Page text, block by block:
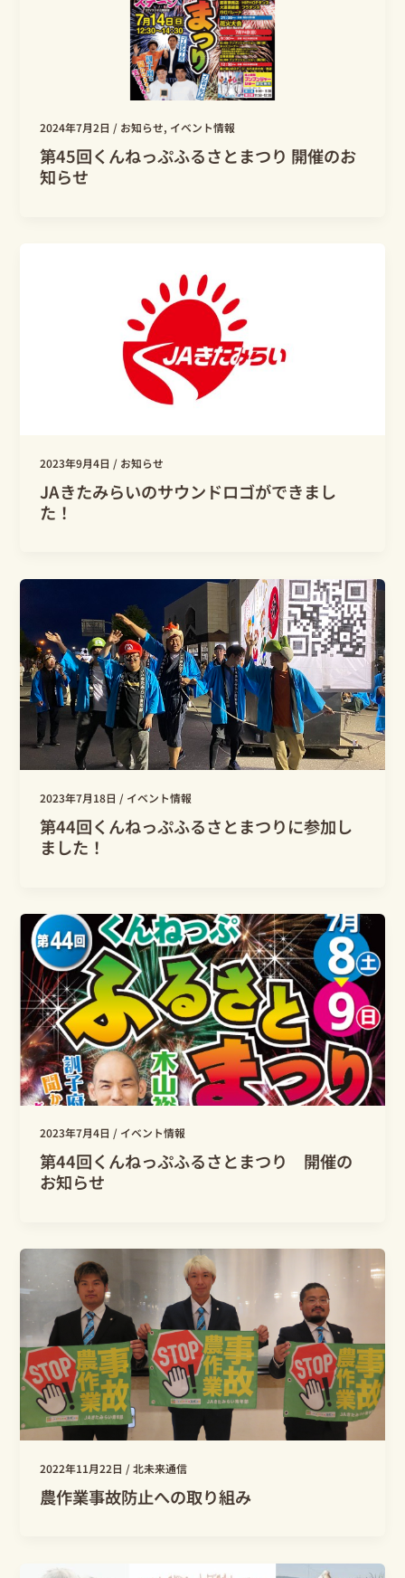
2024年7月2日/ お知らせ, イベント情報
第45回くんねっぷふるさとまつり 開催のお
知らせ
2023年9月4日 / お知らせ
JAきたみらいのサウンドロゴができまし
た！
2023年7月18日 / イベント情報
第44回くんねっぷふるさとまつりに参加し
ました！
2023年7月4日/ イベント情報
第44回くんねっぷふるさとまつり 開催の
お知らせ
2022年11月22日 /北未来通信
農作業事故防止への取り組み